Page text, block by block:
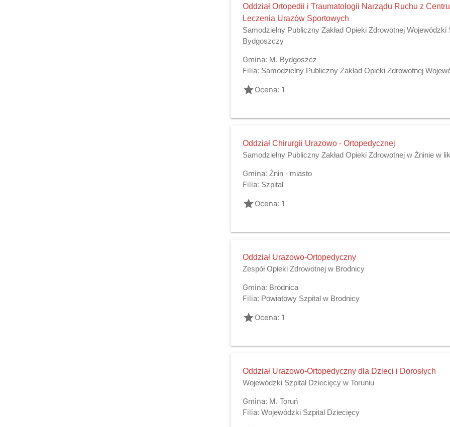
Oddział Ortopedii i Traumatologii Narządu Ruchu z
Leczenia Urazów Sportowych
Samodzielny Publiczny Zakład Opieki Zdrowotnej
Bydgoszczy
Gmina: M. Bydgoszcz
Filia: Samodzielny Publiczny Zakład Opieki Zdrowotnej
gradeOcena: 1
Oddział Chirurgii Urazowo - Ortopedycznej
Samodzielny Publiczny Zakład Opieki Zdrowotnej w Żninie w
Gmina: Żnin - miasto
Filia: Szpital
gradeOcena: 1
Oddział Urazowo-Ortopedyczny
Zespół Opieki Zdrowotnej w Brodnicy
Gmina: Brodnica
Filia: Powiatowy Szpital w Brodnicy
gradeOcena: 1
Oddział Urazowo-Ortopedyczny dla Dzieci i Dorosłych
Wojewódzki Szpital Dziecięcy w Toruniu
Gmina: M. Toruń
Filia: Wojewódzki Szpital Dziecięcy